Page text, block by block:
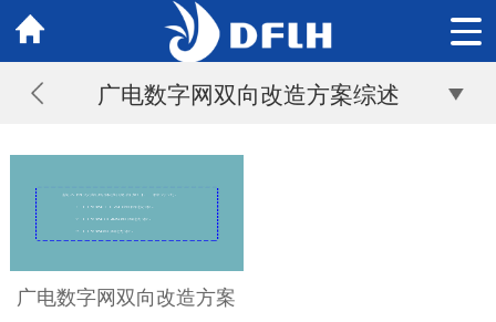
广电数字网双向改造方案综述
广电数字网双向改造方案